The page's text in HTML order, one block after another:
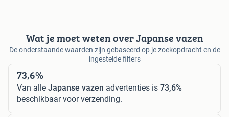
Wat je moet weten over Japanse vazen
De onderstaande waarden zijn gebaseerd op je zoekopdracht en de
ingestelde filters
73,6%
Van alle Japanse vazen advertenties is 73,6%
beschikbaar voor verzending.